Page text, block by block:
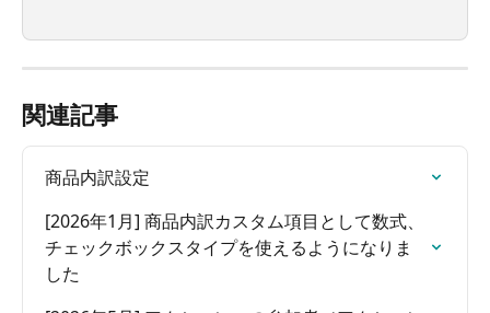
関連記事
商品内訳設定
[2026年1月] 商品内訳カスタム項目として数式、
チェックボックスタイプを使えるようになりま
した